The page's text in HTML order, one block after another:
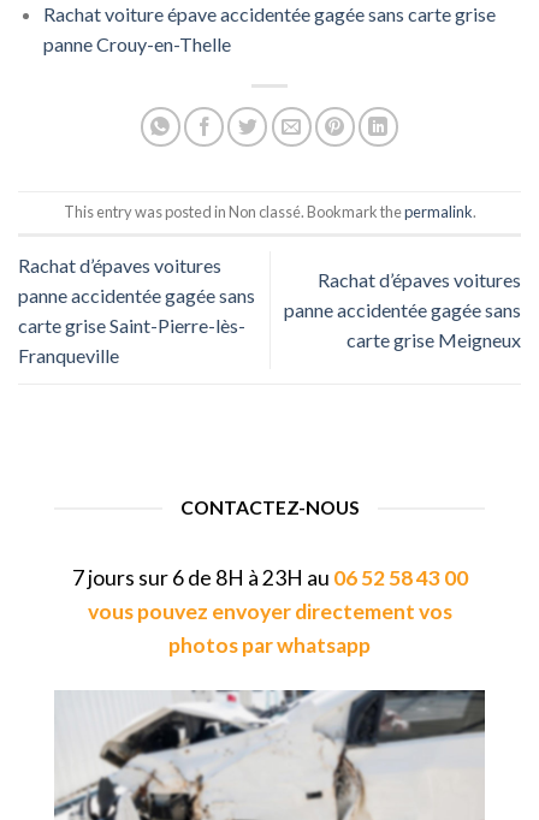
Rachat voiture épave accidentée gagée sans carte grise
panne Crouy-en-Thelle
This entry was posted in Non classé. Bookmark thepermalink.
Rachat d’épaves voitures
panne accidentée gagée sans
carte grise Saint-Pierre-lès-
Franqueville
Rachat d’épaves voitures
panne accidentée gagée sans
carte grise Meigneux
CONTACTEZ-NOUS
7 jours sur 6 de 8H à 23H au 06 52 58 43 00
vous pouvez envoyer directement vos
photos par whatsapp